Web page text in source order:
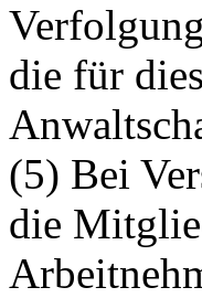
die für
(5) Bei
die